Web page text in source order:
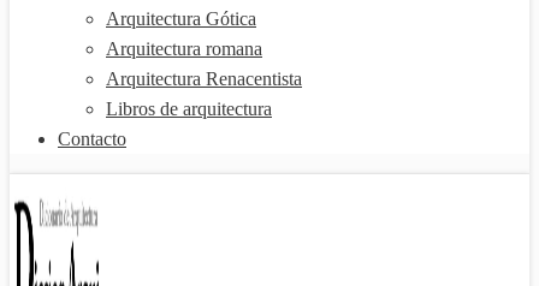
Arquitectura Gótica
Arquitectura romana
Arquitectura Renacentista
Libros de arquitectura
Contacto